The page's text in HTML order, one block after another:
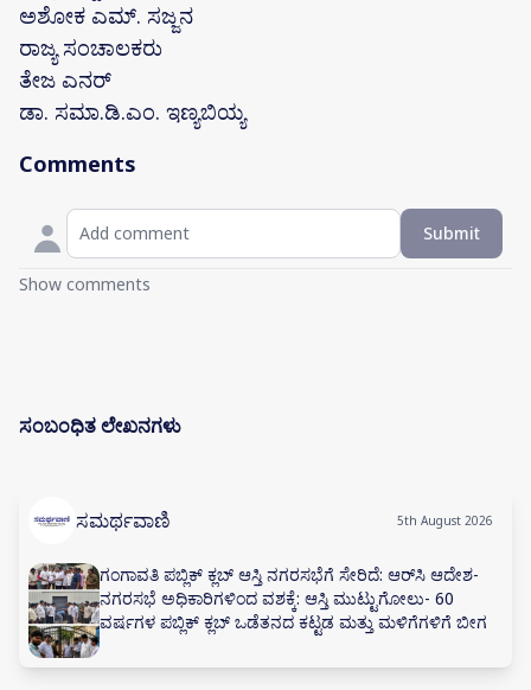
ಅಶೋಕ ಎಮ್. ಸಜ್ಜನ
ರಾಜ್ಯ ಸಂಚಾಲಕರು
ತೇಜ ಎನರ್
ಡಾ. ಸಮಾ.ಡಿ.ಎಂ. ಇಣ್ಯಬಿಯ್ಯ
Comments
Submit
Show comments
ಸಂಬಂಧಿತ ಲೇಖನಗಳು
ಸಮರ್ಥವಾಣಿ 5th August 2026
ಗಂಗಾವತಿ ಪಬ್ಲಿಕ್ ಕ್ಲಬ್ ಆಸ್ತಿ ನಗರಸಭೆಗೆ ಸೇರಿದೆ: ಆರ್‌ಸಿ ಆದೇಶ-
ನಗರಸಭೆ ಅಧಿಕಾರಿಗಳಿಂದ ವಶಕ್ಕೆ: ಆಸ್ತಿ ಮುಟ್ಟುಗೋಲು- 60
ವರ್ಷಗಳ ಪಬ್ಲಿಕ್ ಕ್ಲಬ್ ಒಡೆತನದ ಕಟ್ಟಡ ಮತ್ತು ಮಳಿಗೆಗಳಿಗೆ ಬೀಗ